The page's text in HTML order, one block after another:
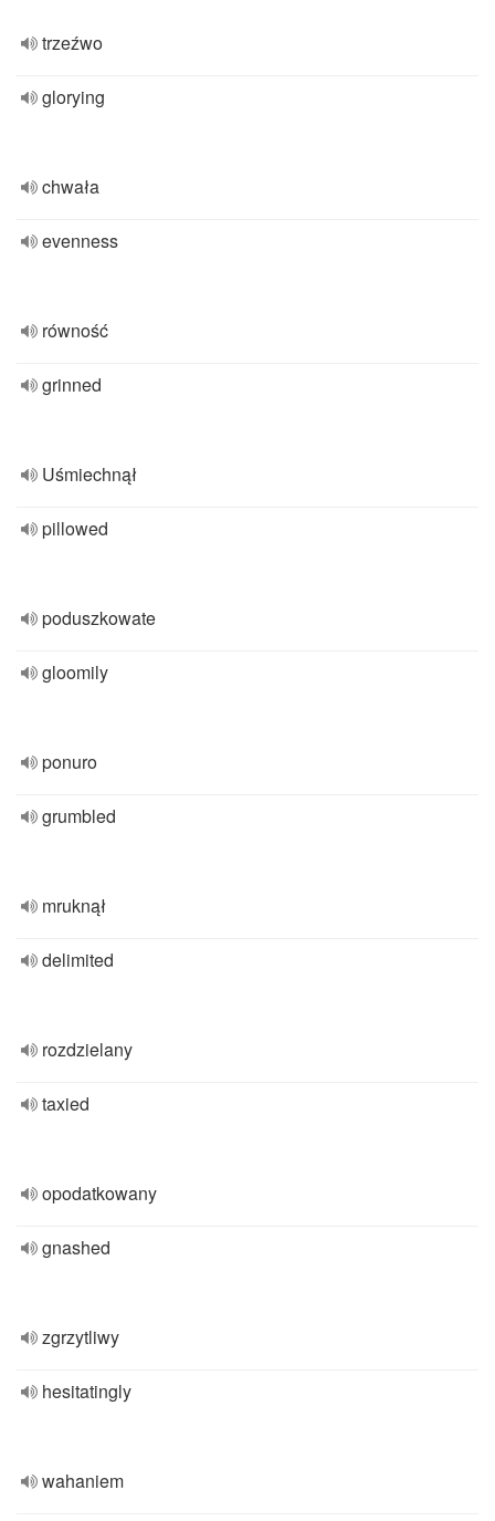
trzeźwo
glorying
chwała
evenness
równość
grinned
Uśmiechnął
pillowed
poduszkowate
gloomily
ponuro
grumbled
mruknął
delimited
rozdzielany
taxied
opodatkowany
gnashed
zgrzytliwy
hesitatingly
wahaniem